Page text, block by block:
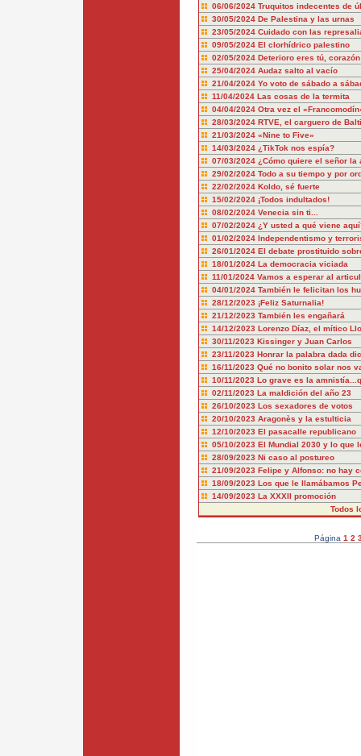
06/06/2024 Truquitos indecentes de
30/05/2024 De Palestina y las urnas
23/05/2024 Cuidado con las
09/05/2024 El clorhídrico palestino
02/05/2024 Deterioro eres tú, corazón
25/04/2024 Audaz salto al vacío
21/04/2024 Yo voto de sábado a
11/04/2024 Las cosas de la termita
04/04/2024 Otra vez el
28/03/2024 RTVE, el carguero de
21/03/2024 «Nine to Five»
14/03/2024 ¿TikTok nos espía?
07/03/2024 ¿Cómo quiere el señor la
29/02/2024 Todo a su tiempo y por
22/02/2024 Koldo, sé fuerte
15/02/2024 ¡Todos indultados!
08/02/2024 Venecia sin ti...
07/02/2024 ¿Y usted a qué viene
01/02/2024 Independentismo y
26/01/2024 El debate prostituido
18/01/2024 La democracia viciada
11/01/2024 Vamos a esperar al
04/01/2024 También le felicitan los
28/12/2023 ¡Feliz Saturnalia!
21/12/2023 También les engañará
14/12/2023 Lorenzo Díaz, el mítico
30/11/2023 Kissinger y Juan Carlos
23/11/2023 Honrar la palabra dada
16/11/2023 Qué no bonito solar nos
10/11/2023 Lo grave es la
02/11/2023 La maldición del año 23
26/10/2023 Los sexadores de votos
20/10/2023 Aragonès y la estulticia
12/10/2023 El pasacalle republicano
05/10/2023 El Mundial 2030 y lo que
28/09/2023 Ni caso al postureo
21/09/2023 Felipe y Alfonso: no hay
18/09/2023 Los que le llamábamos
14/09/2023 La XXXII promoción
Todos
Página 1 2